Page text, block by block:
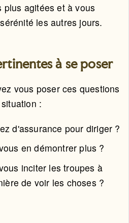
agitées et à vous
les autres jours.
à se poser
vous poser ces questions
:
d'assurance pour diriger ?
en démontrer plus ?
inciter les troupes à
de voir les choses ?